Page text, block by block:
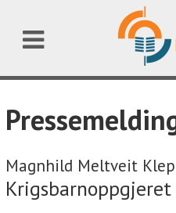
Magnhild Meltveit